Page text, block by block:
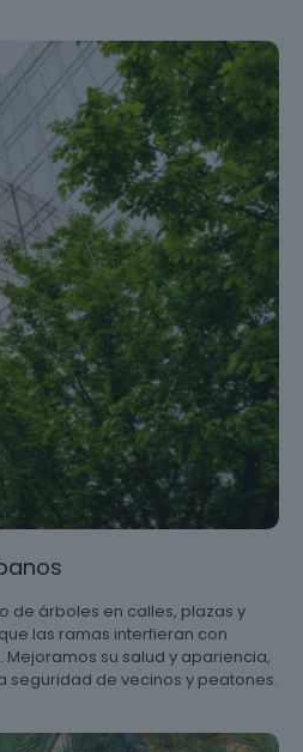
de árboles en calles, plazas y
las ramas interfieran con
su salud y apariencia,
seguridad de vecinos y peatones.